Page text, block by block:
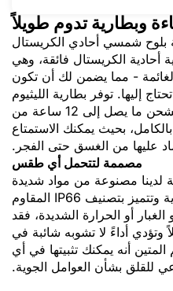
وبطارية تدوم طويلاً
بلوح شمسي أحادي الكريستال
الكريستال فائقة، وهي
- مما يضمن لك أن تكون
إليها. توفر بطارية الليثيوم
أيون المدمجة القابلة لإعادة الشحن ما يصل إلى 12 ساعة من
بحيث يمكنك الاستمتاع
عليها من الغسق حتى الفجر.
مصممة لتتحمل أي طقس
لدينا مصنوعة من مواد شديدة
التحمل ومقاومة للعوامل الجوية وتتميز بتصنيف IP66 المقاوم
أو الحرارة الشديدة، فقد
أداءً لا تشوبه شائبة في
أنه يمكنك تثبيتها في أي
للقلق بشأن العوامل الجوية.